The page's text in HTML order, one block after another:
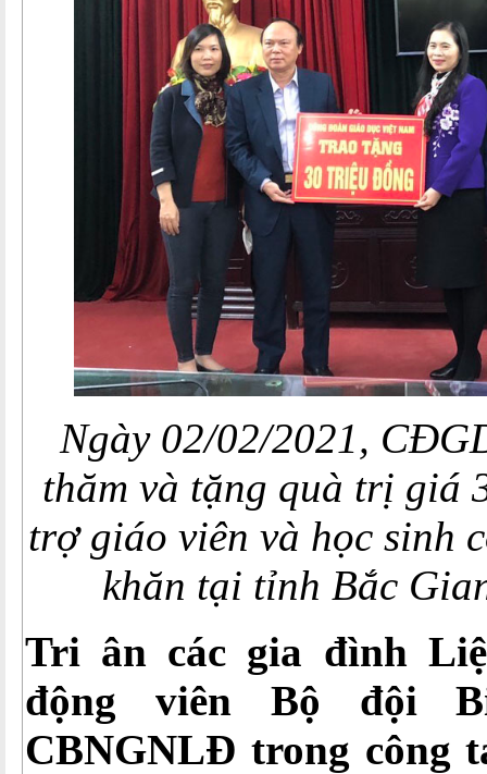
Ngày 02/02/2021,
thăm và tặng quà trị giá
trợ giáo viên và học sinh
khăn tại tỉnh Bắc
Tri ân các gia đình
động viên Bộ đội
CBNGNLĐ trong công